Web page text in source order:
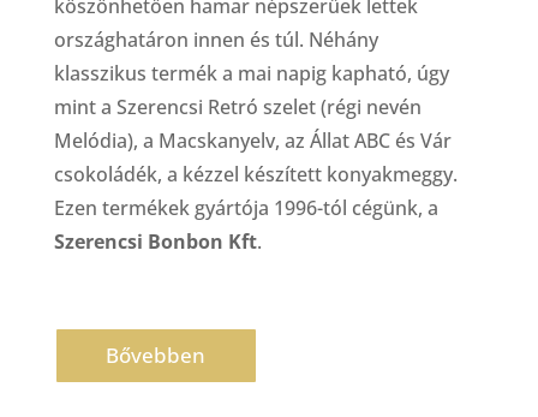
köszönhetően hamar népszerűek lettek
országhatáron innen és túl. Néhány
klasszikus termék a mai napig kapható, úgy
mint a Szerencsi Retró szelet (régi nevén
Melódia), a Macskanyelv, az Állat ABC és Vár
csokoládék, a kézzel készített konyakmeggy.
Ezen termékek gyártója 1996-tól cégünk, a
Szerencsi Bonbon Kft.
Bővebben